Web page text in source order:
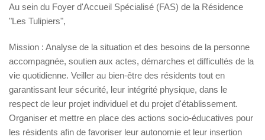
Au sein du Foyer d'Accueil Spécialisé (FAS) de la Résidence
"Les Tulipiers",
Mission : Analyse de la situation et des besoins de la personne
accompagnée, soutien aux actes, démarches et difficultés de la
vie quotidienne. Veiller au bien-être des résidents tout en
garantissant leur sécurité, leur intégrité physique, dans le
respect de leur projet individuel et du projet d'établissement.
Organiser et mettre en place des actions socio-éducatives pour
les résidents afin de favoriser leur autonomie et leur insertion